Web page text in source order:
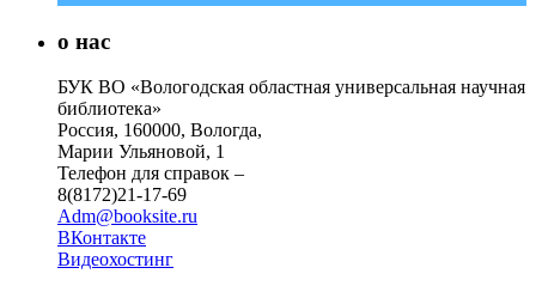
о нас
БУК ВО «Вологодская областная универсальная научная
библиотека»
Россия, 160000, Вологда,
Марии Ульяновой, 1
Телефон для справок –
8(8172)21-17-69
Adm@booksite.ru
ВКонтакте
Видеохостинг